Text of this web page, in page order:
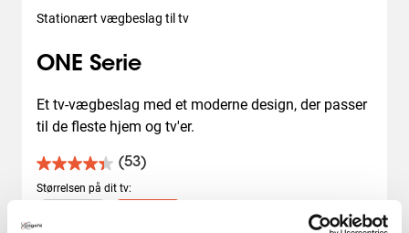
Stationært vægbeslag til tv
ONE Serie
Et tv-vægbeslag med et moderne design, der passer
til de fleste hjem og tv'er.
(53)
4.4
ud
af
5
Størrelsen på dit tv: